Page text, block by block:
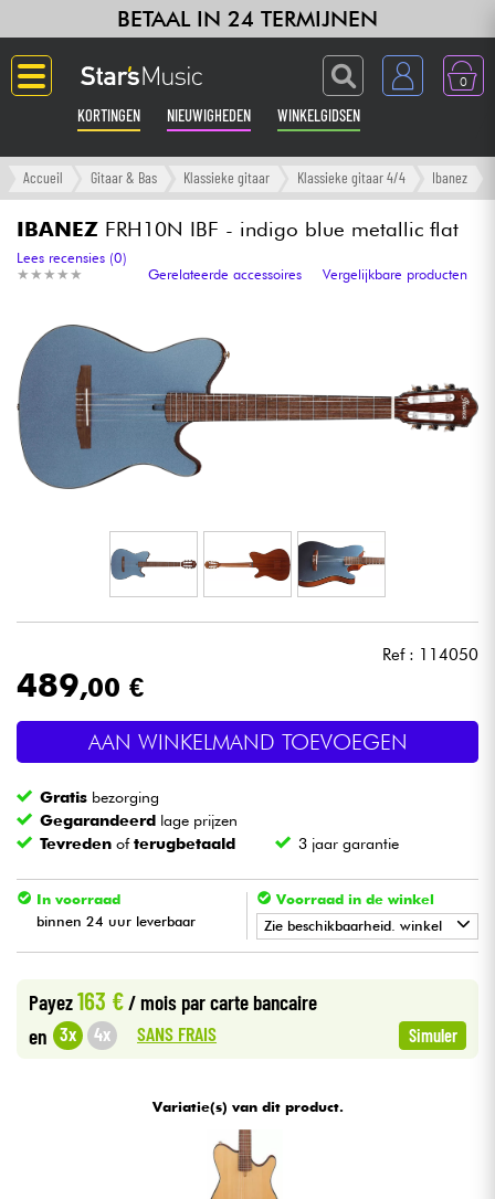
BETAAL IN 24 TERMIJNEN
0
KORTINGEN NIEUWIGHEDEN WINKELGIDSEN
Langue
Gitaar & Bas
Versterker & Effecten
Toetsenbord & Piano
Synths & samplers
Home-studio
Microfoon
Live Sound
Licht
Drums & percussie
Viool & Quatuor
Kabels & toebehoren
Accueil Gitaar & Bas Klassieke gitaar Klassieke gitaar 4/4 Ibanez
IBANEZ FRH10N IBF - indigo blue metallic flat
★ ★ ★ ★ ★
★ ★ ★ ★ ★
Lees recensies (0)
Gerelateerde accessoires
Vergelijkbare producten
Ref : 114050
489,00 €
AAN WINKELMAND TOEVOEGEN
Gratis bezorging
Gegarandeerd lage prijzen
Tevreden ofterugbetaald 3 jaar garantie
In voorraad
binnen 24 uur leverbaar
Voorraad in de winkel
Zie beschikbaarheid. winkel
•
Payez163 €/ mois par carte bancaire
en 3x 4x SANS FRAIS Simuler
Variatie(s) van dit product.